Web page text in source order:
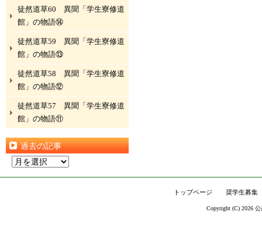
徒然道草60 異聞「学生寮修道
館」の物語⑭
徒然道草59 異聞「学生寮修道
館」の物語⑬
徒然道草58 異聞「学生寮修道
館」の物語⑫
徒然道草57 異聞「学生寮修道
館」の物語⑪
過去の記事
トップページ 奨学生募集
Copyright (C) 2026 公